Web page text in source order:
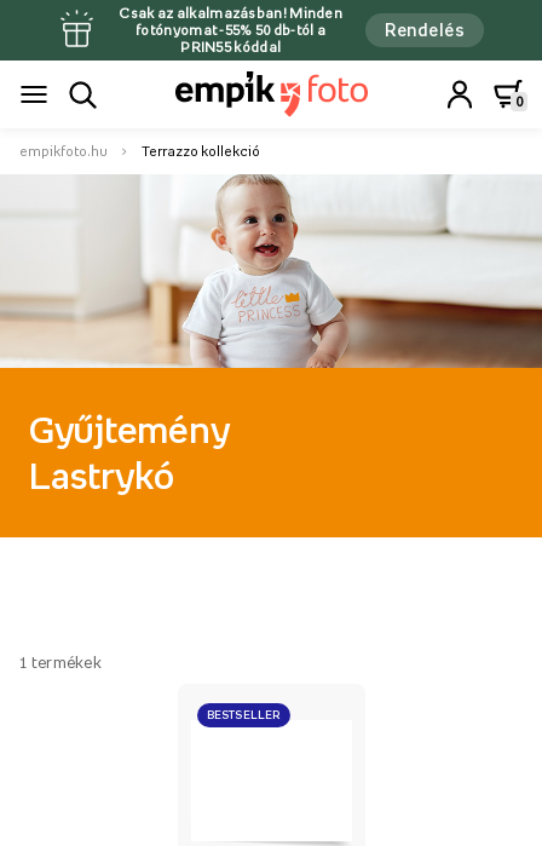
Csak az alkalmazásban! Minden
fotónyomat -55% 50 db-tól a
PRIN55 kóddal
Rendelés
0
empikfoto.hu Terrazzo kollekció
Gyűjtemény
Lastrykó
1 termékek
BESTSELLER